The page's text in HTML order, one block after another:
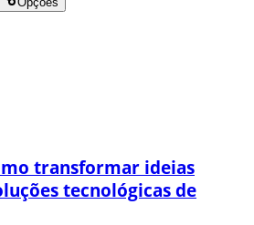
transformar ideias
tecnológicas de